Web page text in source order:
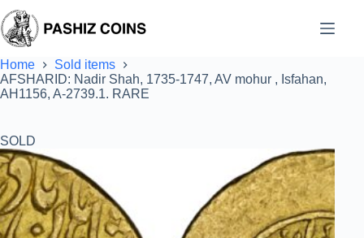
to
content
Home
Sold items
AFSHARID: Nadir Shah, 1735-1747, AV mohur , Isfahan,
AH1156, A-2739.1. RARE
SOLD